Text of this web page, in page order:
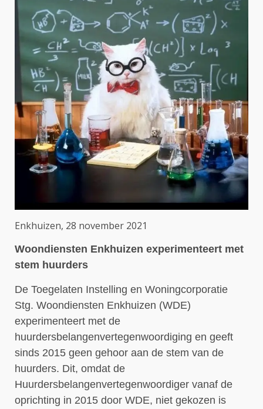
Enkhuizen, 28 november 2021
Woondiensten Enkhuizen experimenteert met
stem huurders
De Toegelaten Instelling en Woningcorporatie
Stg. Woondiensten Enkhuizen (WDE)
experimenteert met de
huurdersbelangenvertegenwoordiging en geeft
sinds 2015 geen gehoor aan de stem van de
huurders. Dit, omdat de
Huurdersbelangenvertegenwoordiger vanaf de
oprichting in 2015 door WDE, niet gekozen is